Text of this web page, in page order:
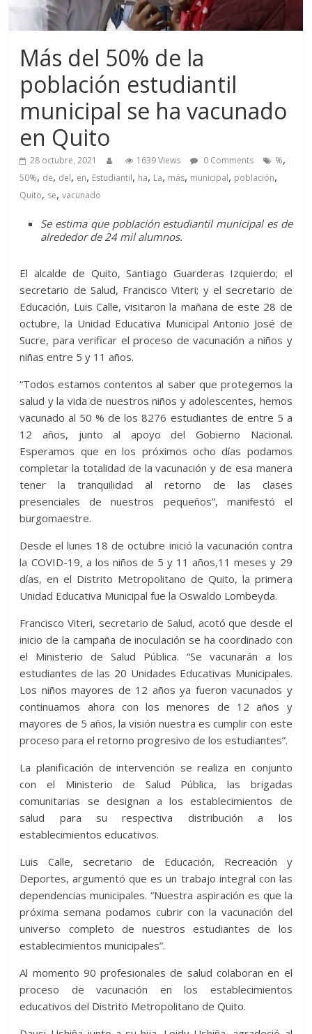
Más del 50% de la
población estudiantil
municipal se ha vacunado
en Quito
28 octubre, 2021 1639 Views 0 Comments %,
50%, de, del, en, Estudiantil, ha, La, más, municipal, población,
Quito, se,vacunado
Se estima que población estudiantil municipal es de
alrededor de 24 mil alumnos.
El alcalde de Quito, Santiago Guarderas Izquierdo; el
secretario de Salud, Francisco Viteri; y el secretario de
Educación, Luis Calle, visitaron la mañana de este 28 de
octubre, la Unidad Educativa Municipal Antonio José de
Sucre, para verificar el proceso de vacunación a niños y
niñas entre 5 y 11 años.
“Todos estamos contentos al saber que protegemos la
salud y la vida de nuestros niños y adolescentes, hemos
vacunado al 50 % de los 8276 estudiantes de entre 5 a
12 años, junto al apoyo del Gobierno Nacional.
Esperamos que en los próximos ocho días podamos
completar la totalidad de la vacunación y de esa manera
tener la tranquilidad al retorno de las clases
presenciales de nuestros pequeños”, manifestó el
burgomaestre.
Desde el lunes 18 de octubre inició la vacunación contra
la COVID-19, a los niños de 5 y 11 años,11 meses y 29
días, en el Distrito Metropolitano de Quito, la primera
Unidad Educativa Municipal fue la Oswaldo Lombeyda.
Francisco Viteri, secretario de Salud, acotó que desde el
inicio de la campaña de inoculación se ha coordinado con
el Ministerio de Salud Pública. “Se vacunarán a los
estudiantes de las 20 Unidades Educativas Municipales.
Los niños mayores de 12 años ya fueron vacunados y
continuamos ahora con los menores de 12 años y
mayores de 5 años, la visión nuestra es cumplir con este
proceso para el retorno progresivo de los estudiantes”.
La planificación de intervención se realiza en conjunto
con el Ministerio de Salud Pública, las brigadas
comunitarias se designan a los establecimientos de
salud para su respectiva distribución a los
establecimientos educativos.
Luis Calle, secretario de Educación, Recreación y
Deportes, argumentó que es un trabajo integral con las
dependencias municipales. “Nuestra aspiración es que la
próxima semana podamos cubrir con la vacunación del
universo completo de nuestros estudiantes de los
establecimientos municipales”.
Al momento 90 profesionales de salud colaboran en el
proceso de vacunación en los establecimientos
educativos del Distrito Metropolitano de Quito.